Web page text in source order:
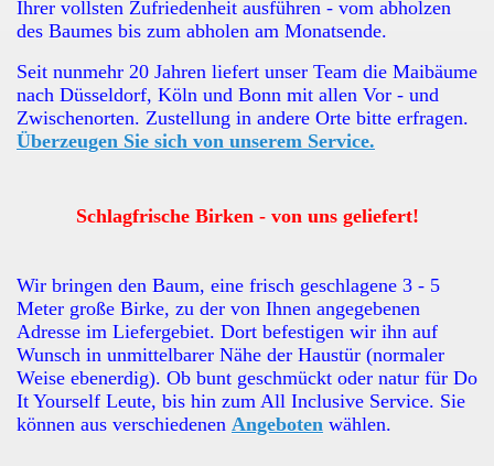
Ihrer vollsten Zufriedenheit ausführen - vom abholzen
des Baumes bis zum abholen am Monatsende.
Seit nunmehr 20 Jahren liefert unser Team die Maibäume
nach Düsseldorf, Köln und Bonn mit allen Vor - und
Zwischenorten. Zustellung in andere Orte bitte erfragen.
Überzeugen Sie sich von unserem Service.
Schlagfrische Birken - von uns geliefert!
Wir bringen den Baum, eine frisch geschlagene 3 - 5
Meter große Birke, zu der von Ihnen angegebenen
Adresse im Liefergebiet. Dort befestigen wir ihn auf
Wunsch in unmittelbarer Nähe der Haustür (normaler
Weise ebenerdig). Ob bunt geschmückt oder natur für Do
It Yourself Leute, bis hin zum All Inclusive Service. Sie
können aus verschiedenen Angeboten wählen.